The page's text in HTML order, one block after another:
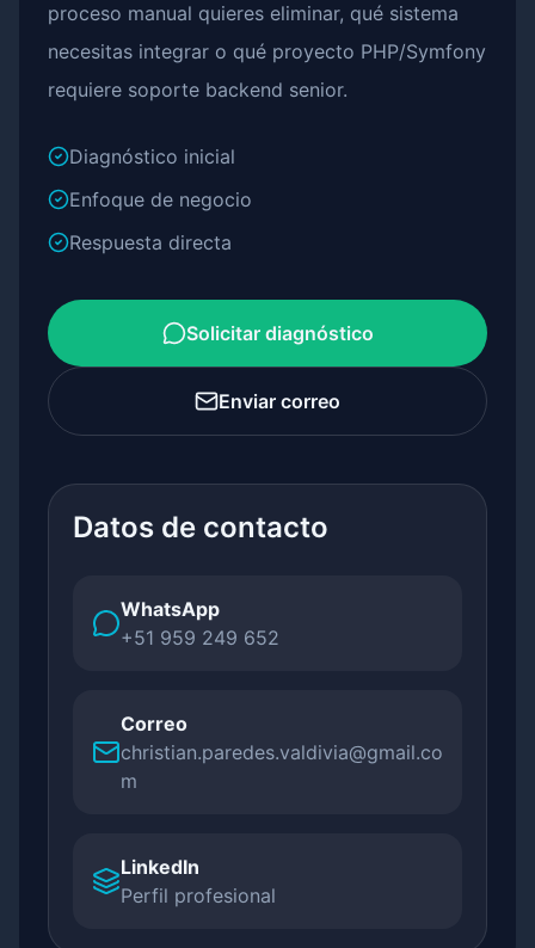
proceso manual quieres eliminar, qué sistema
necesitas integrar o qué proyecto PHP/Symfony
requiere soporte backend senior.
Diagnóstico inicial
Enfoque de negocio
Respuesta directa
Solicitar diagnóstico
Enviar correo
Datos de contacto
WhatsApp
+51 959 249 652
Correo
christian.paredes.valdivia@gmail.co
m
LinkedIn
Perfil profesional